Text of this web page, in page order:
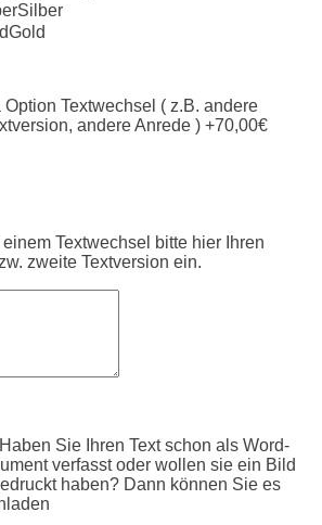
Silber
Gold
Option Textwechsel ( z.B. andere
andere Anrede ) +70,00€
Textwechsel bitte hier Ihren
zweite Textversion ein.
Sie Ihren Text schon als Word-
verfasst oder wollen sie ein Bild
haben? Dann können Sie es